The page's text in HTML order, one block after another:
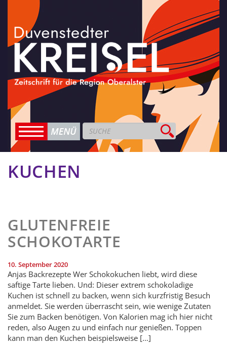
KUCHEN
GLUTENFREIE
SCHOKOTARTE
10. September 2020
Anjas Backrezepte Wer Schokokuchen liebt, wird diese
saftige Tarte lieben. Und: Dieser extrem schokoladige
Kuchen ist schnell zu backen, wenn sich kurzfristig Besuch
anmeldet. Sie werden überrascht sein, wie wenige Zutaten
Sie zum Backen benötigen. Von Kalorien mag ich hier nicht
reden, also Augen zu und einfach nur genießen. Toppen
kann man den Kuchen beispielsweise […]